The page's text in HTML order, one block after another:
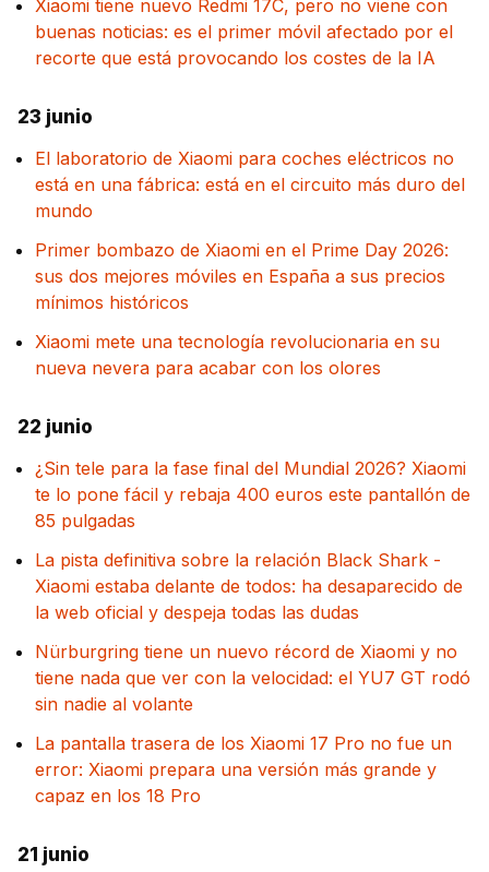
Xiaomi tiene nuevo Redmi 17C, pero no viene con
buenas noticias: es el primer móvil afectado por el
recorte que está provocando los costes de la IA
23 junio
El laboratorio de Xiaomi para coches eléctricos no
está en una fábrica: está en el circuito más duro del
mundo
Primer bombazo de Xiaomi en el Prime Day 2026:
sus dos mejores móviles en España a sus precios
mínimos históricos
Xiaomi mete una tecnología revolucionaria en su
nueva nevera para acabar con los olores
22 junio
¿Sin tele para la fase final del Mundial 2026? Xiaomi
te lo pone fácil y rebaja 400 euros este pantallón de
85 pulgadas
La pista definitiva sobre la relación Black Shark -
Xiaomi estaba delante de todos: ha desaparecido de
la web oficial y despeja todas las dudas
Nürburgring tiene un nuevo récord de Xiaomi y no
tiene nada que ver con la velocidad: el YU7 GT rodó
sin nadie al volante
La pantalla trasera de los Xiaomi 17 Pro no fue un
error: Xiaomi prepara una versión más grande y
capaz en los 18 Pro
21 junio